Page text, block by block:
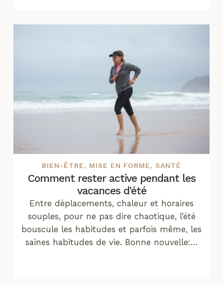
BIEN-ÊTRE, MISE EN FORME, SANTÉ
Comment rester active pendant les
vacances d’été
Entre déplacements, chaleur et horaires
souples, pour ne pas dire chaotique, l’été
bouscule les habitudes et parfois même, les
saines habitudes de vie. Bonne nouvelle:…